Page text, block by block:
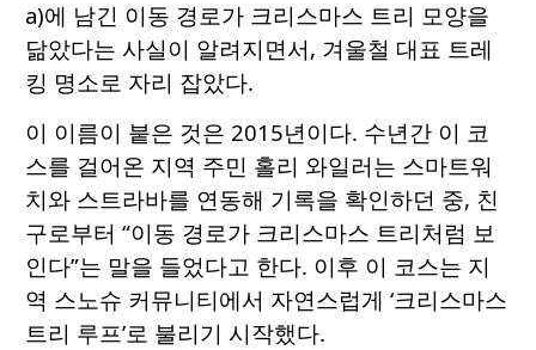
a)에 남긴 이동 경로가 크리스마스 트리 모양을
닮았다는 사실이 알려지면서, 겨울철 대표 트레
킹 명소로 자리 잡았다.
이 이름이 붙은 것은 2015년이다. 수년간 이 코
스를 걸어온 지역 주민 홀리 와일러는 스마트워
치와 스트라바를 연동해 기록을 확인하던 중, 친
구로부터 “이동 경로가 크리스마스 트리처럼 보
인다”는 말을 들었다고 한다. 이후 이 코스는 지
역 스노슈 커뮤니티에서 자연스럽게 ‘크리스마스
트리 루프’로 불리기 시작했다.